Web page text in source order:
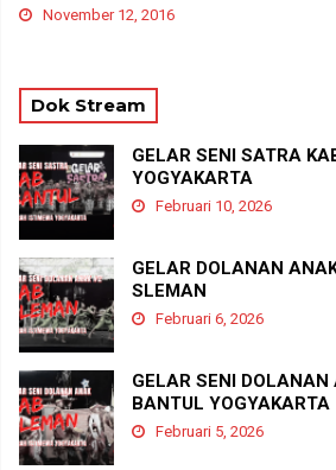
November 12, 2016
Dok Stream
GELAR SENI SATRA
YOGYAKARTA
Februari 10, 2026
GELAR DOLANAN
SLEMAN
Februari 6, 2026
GELAR SENI DOLANAN
BANTUL YOGYAKARTA
Februari 5, 2026